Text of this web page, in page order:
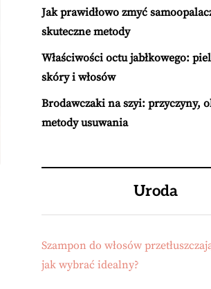
Jak prawidłowo zmyć
skuteczne metody
Właściwości octu jabłkowego:
skóry i włosów
Brodawczaki na szyi: przyczyny,
metody usuwania
Uroda
Szampon do włosów
jak wybrać idealny?